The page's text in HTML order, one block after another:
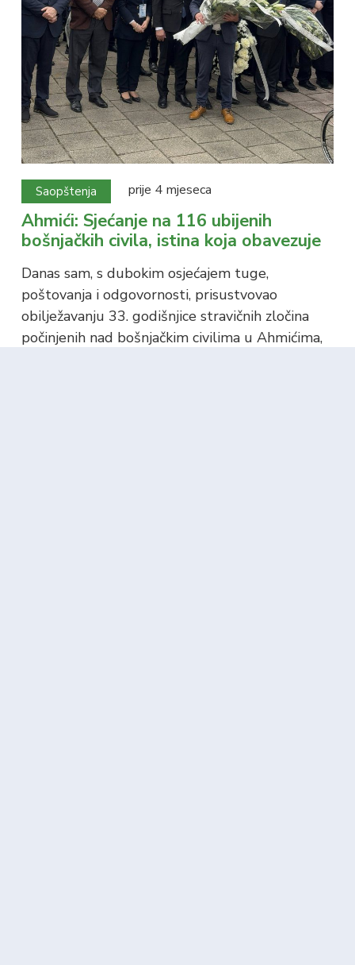
Saopštenja prije 4 mjeseca
Ahmići: Sjećanje na 116 ubijenih
bošnjačkih civila, istina koja obavezuje
Danas sam, s dubokim osjećajem tuge,
poštovanja i odgovornosti, prisustvovao
obilježavanju 33. godišnjice stravičnih zločina
počinjenih nad bošnjačkim civilima u Ahmićima,